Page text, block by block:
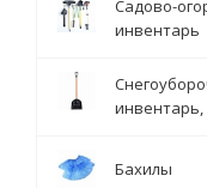
Садово-
инвентарь
Бахилы